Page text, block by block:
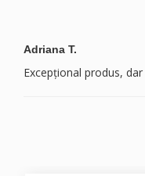
Adriana T.
Excepțional produs,